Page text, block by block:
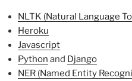
NLTK (Natural Language
Heroku
Javascript
Python and Django
NER (Named Entity